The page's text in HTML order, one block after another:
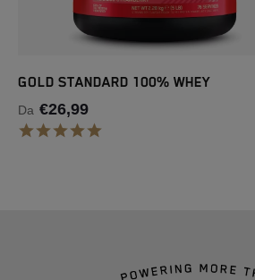
GOLD STANDARD 100% WHEY
Da €26,99